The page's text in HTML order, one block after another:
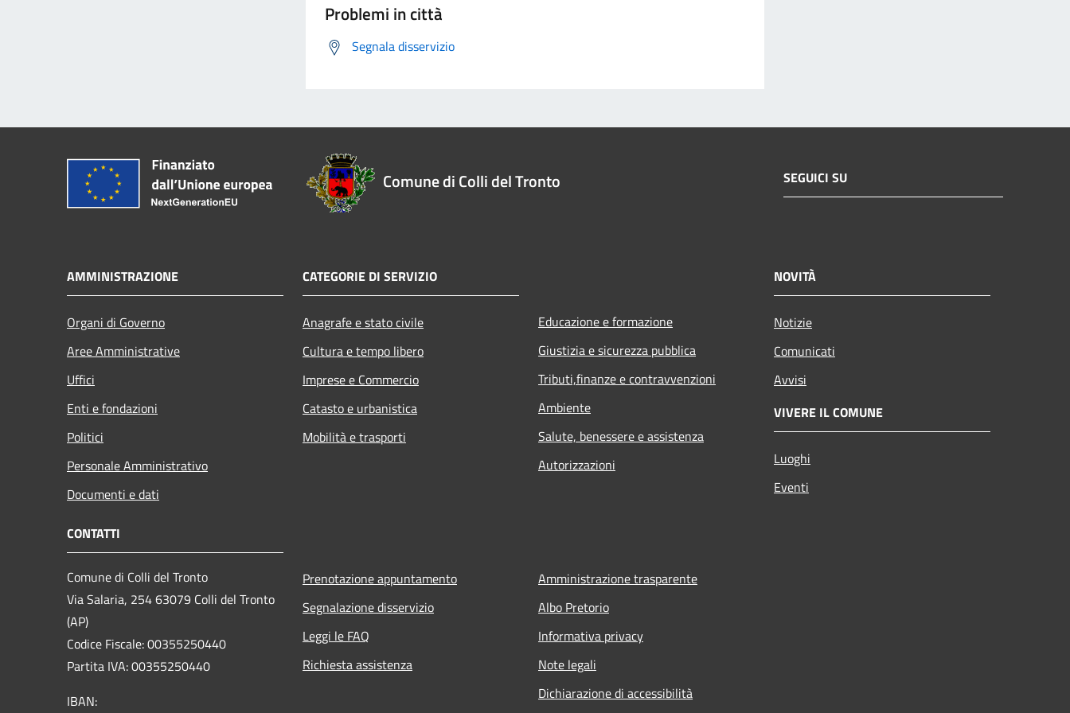
Problemi in città
Segnala disservizio
Comune di Colli del Tronto SEGUICI SU
AMMINISTRAZIONE
Organi di Governo
Aree Amministrative
Uffici
Enti e fondazioni
Politici
Personale Amministrativo
Documenti e dati
CATEGORIE DI SERVIZIO
Anagrafe e stato civile
Cultura e tempo libero
Imprese e Commercio
Catasto e urbanistica
Mobilità e trasporti
Educazione e formazione
Giustizia e sicurezza pubblica
Tributi,finanze e contravvenzioni
Ambiente
Salute, benessere e assistenza
Autorizzazioni
NOVITÀ
Notizie
Comunicati
Avvisi
VIVERE IL COMUNE
Luoghi
Eventi
CONTATTI
Comune di Colli del Tronto
Via Salaria, 254 63079 Colli del Tronto
(AP)
Codice Fiscale: 00355250440
Partita IVA: 00355250440
IBAN:
Prenotazione appuntamento
Segnalazione disservizio
Leggi le FAQ
Richiesta assistenza
Amministrazione trasparente
Albo Pretorio
Informativa privacy
Note legali
Dichiarazione di accessibilità